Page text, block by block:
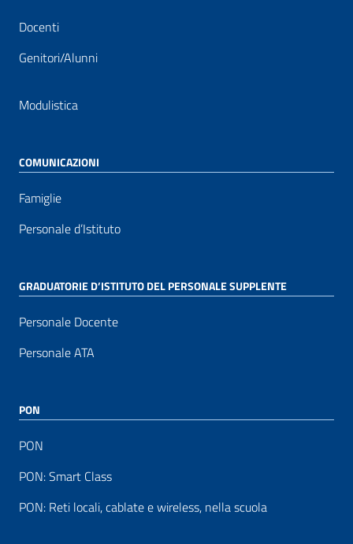
Docenti
Genitori/Alunni
Modulistica
COMUNICAZIONI
Famiglie
Personale d’Istituto
GRADUATORIE D’ISTITUTO DEL PERSONALE SUPPLENTE
Personale Docente
Personale ATA
PON
PON
PON: Smart Class
PON: Reti locali, cablate e wireless, nella scuola